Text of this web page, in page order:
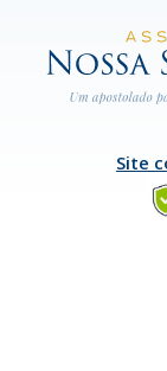
Site